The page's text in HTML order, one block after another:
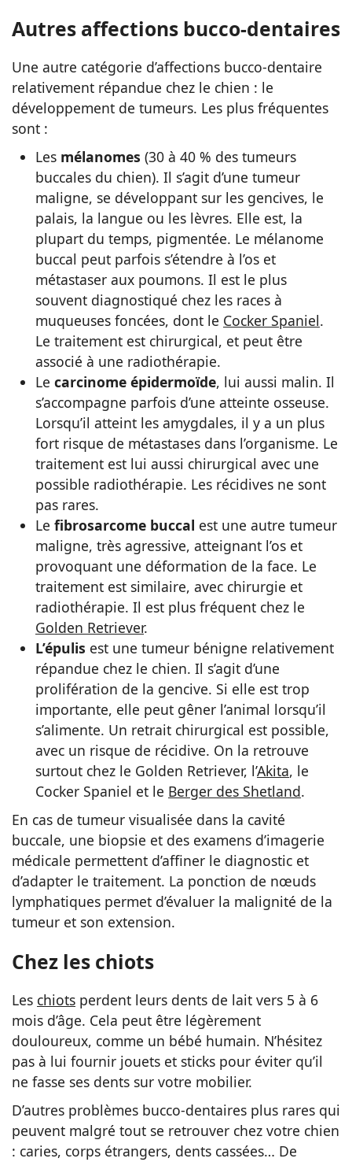
Autres affections bucco-dentaires
Une autre catégorie d’affections bucco-dentaire
relativement répandue chez le chien : le
développement de tumeurs. Les plus fréquentes
sont :
Les mélanomes (30 à 40 % des tumeurs
buccales du chien). Il s’agit d’une tumeur
maligne, se développant sur les gencives, le
palais, la langue ou les lèvres. Elle est, la
plupart du temps, pigmentée. Le mélanome
buccal peut parfois s’étendre à l’os et
métastaser aux poumons. Il est le plus
souvent diagnostiqué chez les races à
muqueuses foncées, dont le Cocker Spaniel.
Le traitement est chirurgical, et peut être
associé à une radiothérapie.
Le carcinome épidermoïde, lui aussi malin. Il
s’accompagne parfois d’une atteinte osseuse.
Lorsqu’il atteint les amygdales, il y a un plus
fort risque de métastases dans l’organisme. Le
traitement est lui aussi chirurgical avec une
possible radiothérapie. Les récidives ne sont
pas rares.
Le fibrosarcome buccal est une autre tumeur
maligne, très agressive, atteignant l’os et
provoquant une déformation de la face. Le
traitement est similaire, avec chirurgie et
radiothérapie. Il est plus fréquent chez le
Golden Retriever.
L’épulis est une tumeur bénigne relativement
répandue chez le chien. Il s’agit d’une
prolifération de la gencive. Si elle est trop
importante, elle peut gêner l’animal lorsqu’il
s’alimente. Un retrait chirurgical est possible,
avec un risque de récidive. On la retrouve
surtout chez le Golden Retriever, l’Akita, le
Cocker Spaniel et le Berger des Shetland.
En cas de tumeur visualisée dans la cavité
buccale, une biopsie et des examens d’imagerie
médicale permettent d’affiner le diagnostic et
d’adapter le traitement. La ponction de nœuds
lymphatiques permet d’évaluer la malignité de la
tumeur et son extension.
Chez les chiots
Les chiots perdent leurs dents de lait vers 5 à 6
mois d’âge. Cela peut être légèrement
douloureux, comme un bébé humain. N’hésitez
pas à lui fournir jouets et sticks pour éviter qu’il
ne fasse ses dents sur votre mobilier.
D’autres problèmes bucco-dentaires plus rares qui
peuvent malgré tout se retrouver chez votre chien
: caries, corps étrangers, dents cassées… De